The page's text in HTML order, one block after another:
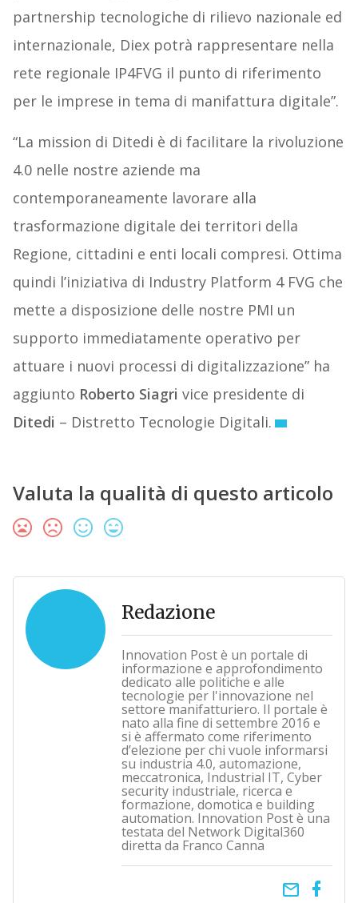
partnership tecnologiche di rilievo nazionale ed
internazionale, Diex potrà rappresentare nella
rete regionale IP4FVG il punto di riferimento
per le imprese in tema di manifattura digitale”.
“La mission di Ditedi è di facilitare la rivoluzione
4.0 nelle nostre aziende ma
contemporaneamente lavorare alla
trasformazione digitale dei territori della
Regione, cittadini e enti locali compresi. Ottima
quindi l’iniziativa di Industry Platform 4 FVG che
mette a disposizione delle nostre PMI un
supporto immediatamente operativo per
attuare i nuovi processi di digitalizzazione” ha
aggiunto Roberto Siagri vice presidente di
Ditedi – Distretto Tecnologie Digitali.
Valuta la qualità di questo articolo
Redazione
Innovation Post è un portale di
informazione e approfondimento
dedicato alle politiche e alle
tecnologie per l'innovazione nel
settore manifatturiero. Il portale è
nato alla fine di settembre 2016 e
si è affermato come riferimento
d’elezione per chi vuole informarsi
su industria 4.0, automazione,
meccatronica, Industrial IT, Cyber
security industriale, ricerca e
formazione, domotica e building
automation. Innovation Post è una
testata del Network Digital360
diretta da Franco Canna
email